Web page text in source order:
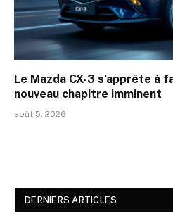
Le Mazda CX-3 s’apprête à
nouveau chapitre imminent
août 5, 2026
DERNIERS ARTICLES